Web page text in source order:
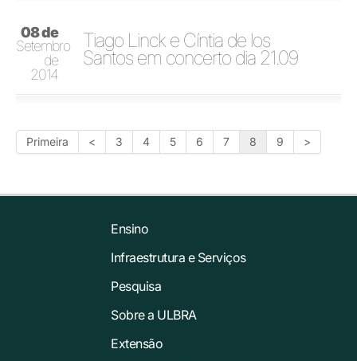
08 de
Setembro
de
2014
Tiago Linck e Cíntia de los
Santos em concerto dia 21.09
Primeira < 3 4 5 6 7 8 9 >
Ensino
Infraestrutura e Serviços
Pesquisa
Sobre a ULBRA
Extensão